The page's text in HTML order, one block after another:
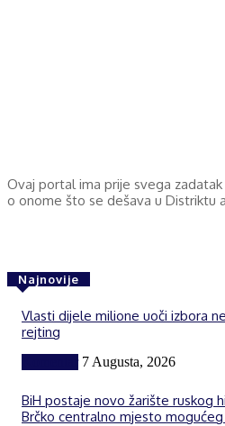
Ovaj portal ima prije svega
o onome što se dešava u Distriktu
Najnovije
Vlasti dijele milione uoči izbora
rejting
7 Augusta, 2026
BiH postaje novo žarište ruskog
Brčko centralno mjesto mogućeg